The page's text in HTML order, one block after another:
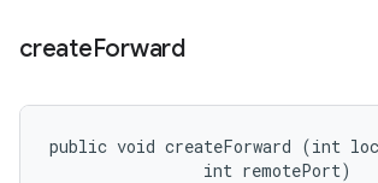
createForward
public void createForward (int
                int remotePort)